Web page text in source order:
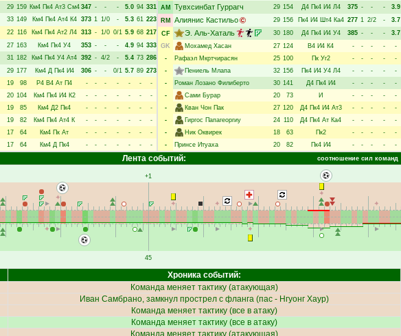
29 159 Км4 Пк4 Ат3 См4 347 - - - 5.0 94 331
33 149 Км4 Пк4 Ат4 К4 373 1 1/0 - 5.3 61 223
22 116 Км4 Пк4 Ат2 Л4 313 - 1/0 0/1 5.9 68 217
27 163 Км4 Пк4 У4 353 - - - 4.9 94 333
31 182 Км4 Пк4 У4 Ат4 392 - 4/2 - 5.4 73 286
29 177 Км4 Д Пк4 И4 306 - - 0/1 5.7 89 273
19
98 Р4 В4 Ат П4 - - - - - -
-
20 104 Км4 Пк4 И4 К2 - - - - - -
-
19
85 Км4 Д2 Пк4 - - - - - -
-
19
82 Км4 Пк4 Ат4 К - - - - - -
-
17
64 Км4 Пк Ат - - - - - -
-
17
64 Км4 Д Пк4 - - - - - - -
AM
Тувхсинбат Гуррагч 29 154 Д4 Пк4 И4 Л4 375 - - - 3.9
RM
Алиянис Кастильо 29 156 Пк4 И4 Шт4 Ка4 277 1 2/2 - 3.7
CF
Э. Аль-Хаталь 30 180 Д4 Пк4 И4 У4 385 - - - 3.7
GK
Мохамед Хасан 27 124 В4 И4 К4 - - - - -
-
Рафаэл Мкртчирасян 25 100 Пк Уг2 - - - - -
-
Пениель Млапа 32 156 Пк4 И4 У4 Л4 - - - - -
-
Роман Лозано Филиберто 30 141 Д4 Пк4 И4 - - - - -
-
Сами Бурар 20 73 И - - - - -
-
Кван Чон Пак 27 120 Д4 Пк4 И4 Ат3 - - - - -
-
Гиргос Папагеоргиу 24 110 Д4 Пк4 Ат Ка4 - - - - -
-
Ник Оквирек 18 63 Пк2 - - - - -
-
Принсе Итуаха 20 82 Пк4 И4 - - - - -
соотношение сил команд
Лента событий:
+1
45
Хроника событий:
Команда меняет тактику (атакующая)
Иван Самбрано, замкнул прострел с фланга (пас - Нгуонг Хаур)
Команда меняет тактику (все в атаку)
Команда меняет тактику (все в атаку)
Команда меняет тактику (атакующая)